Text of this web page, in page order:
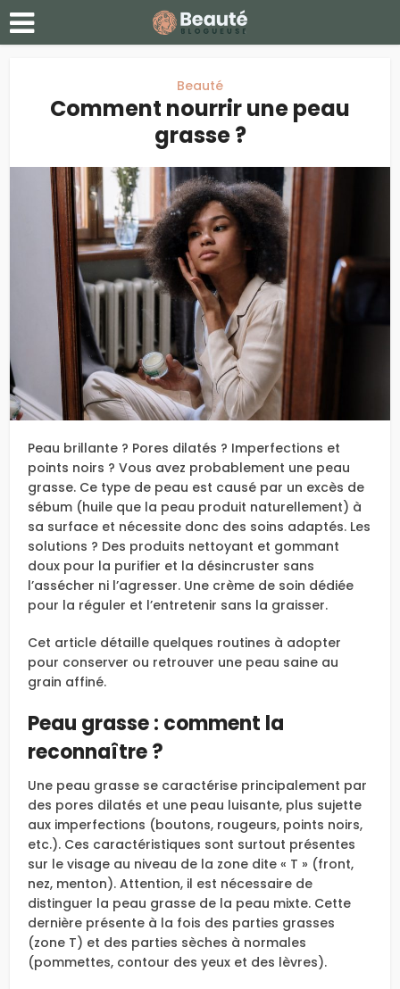
Beauté
Comment nourrir une peau
grasse ?
Peau brillante ? Pores dilatés ? Imperfections et
points noirs ? Vous avez probablement une peau
grasse. Ce type de peau est causé par un excès de
sébum (huile que la peau produit naturellement) à
sa surface et nécessite donc des soins adaptés. Les
solutions ? Des produits nettoyant et gommant
doux pour la purifier et la désincruster sans
l’assécher ni l’agresser. Une crème de soin dédiée
pour la réguler et l’entretenir sans la graisser.
Cet article détaille quelques routines à adopter
pour conserver ou retrouver une peau saine au
grain affiné.
Peau grasse : comment la
reconnaître ?
Une peau grasse se caractérise principalement par
des pores dilatés et une peau luisante, plus sujette
aux imperfections (boutons, rougeurs, points noirs,
etc.). Ces caractéristiques sont surtout présentes
sur le visage au niveau de la zone dite « T » (front,
nez, menton). Attention, il est nécessaire de
distinguer la peau grasse de la peau mixte. Cette
dernière présente à la fois des parties grasses
(zone T) et des parties sèches à normales
(pommettes, contour des yeux et des lèvres).